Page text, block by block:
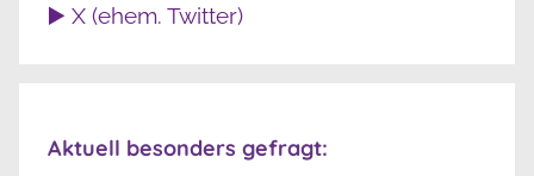
▶️ X (ehem. Twitter)
Aktuell besonders gefragt: